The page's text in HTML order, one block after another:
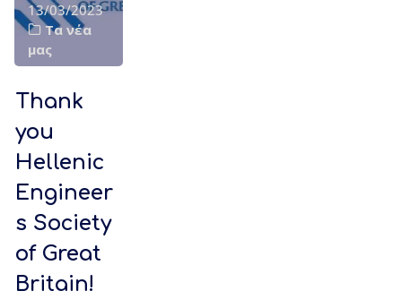
13/03/2023
Τα νέα
μας
Thank
you
Hellenic
Engineer
s Society
of Great
Britain!